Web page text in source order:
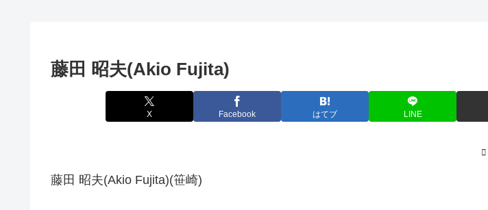
藤田 昭夫(Akio Fujita)
X Facebook はてブ LINE
藤田 昭夫(Akio Fujita)(笹崎)